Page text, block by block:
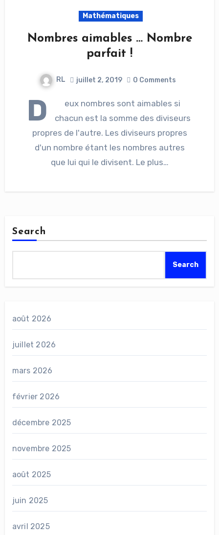
Mathématiques
Nombres aimables … Nombre
parfait !
RL juillet 2, 2019 0 Comments
D
eux nombres sont aimables si
chacun est la somme des diviseurs
propres de l'autre. Les diviseurs propres
d'un nombre étant les nombres autres
que lui qui le divisent. Le plus…
Search
Search
août 2026
juillet 2026
mars 2026
février 2026
décembre 2025
novembre 2025
août 2025
juin 2025
avril 2025